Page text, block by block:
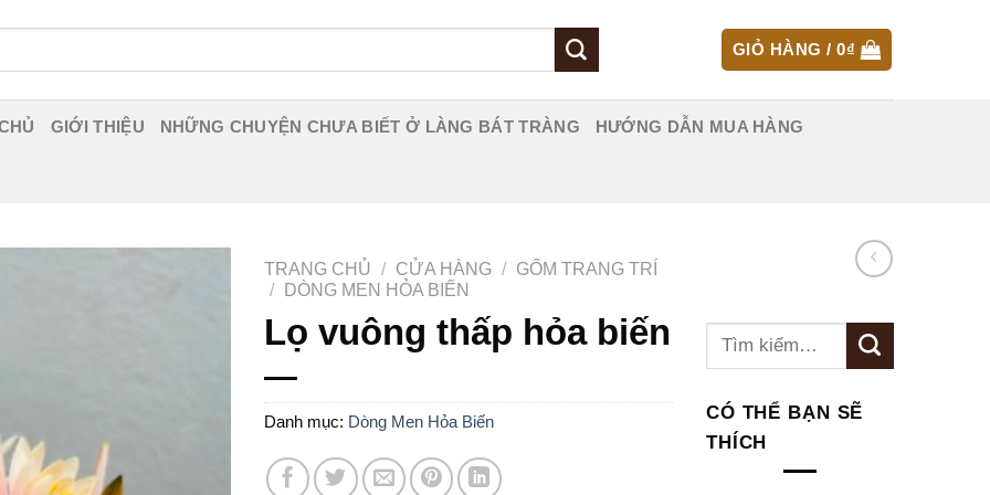
GIỎ HÀNG /0₫
GIỚI THIỆU NHỮNG CHUYỆN CHƯA BIẾT Ở LÀNG BÁT TRÀNG HƯỚNG DẪN MUA HÀNG
TRANG CHỦ / CỬA HÀNG / GỐM TRANG TRÍ
/ DÒNG MEN HỎA BIẾN
Lọ vuông thấp hỏa biến
Danh mục: Dòng Men Hỏa Biến
Tìm
CÓ THỂ BẠN SẼ
THÍCH